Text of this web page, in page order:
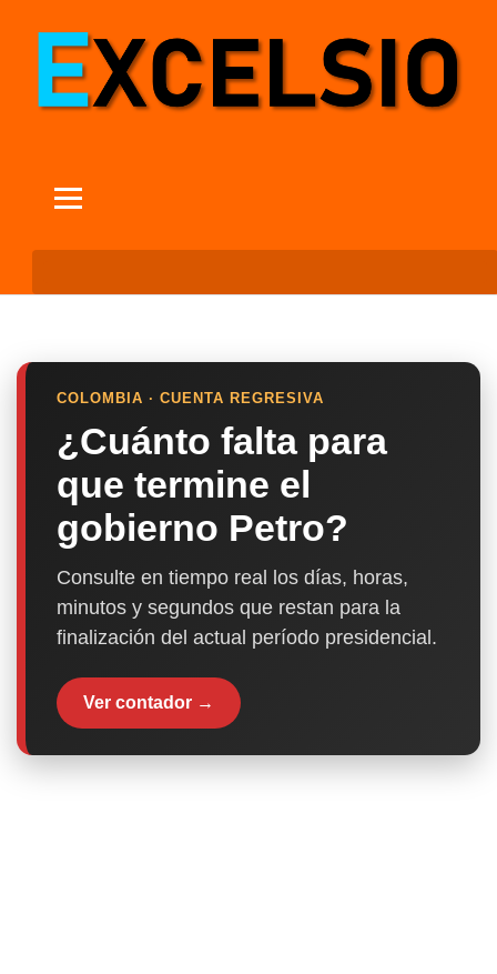
COLOMBIA · CUENTA REGRESIVA
¿Cuánto falta para
que termine el
gobierno Petro?
Consulte en tiempo real los días, horas,
minutos y segundos que restan para la
finalización del actual período presidencial.
Ver contador →